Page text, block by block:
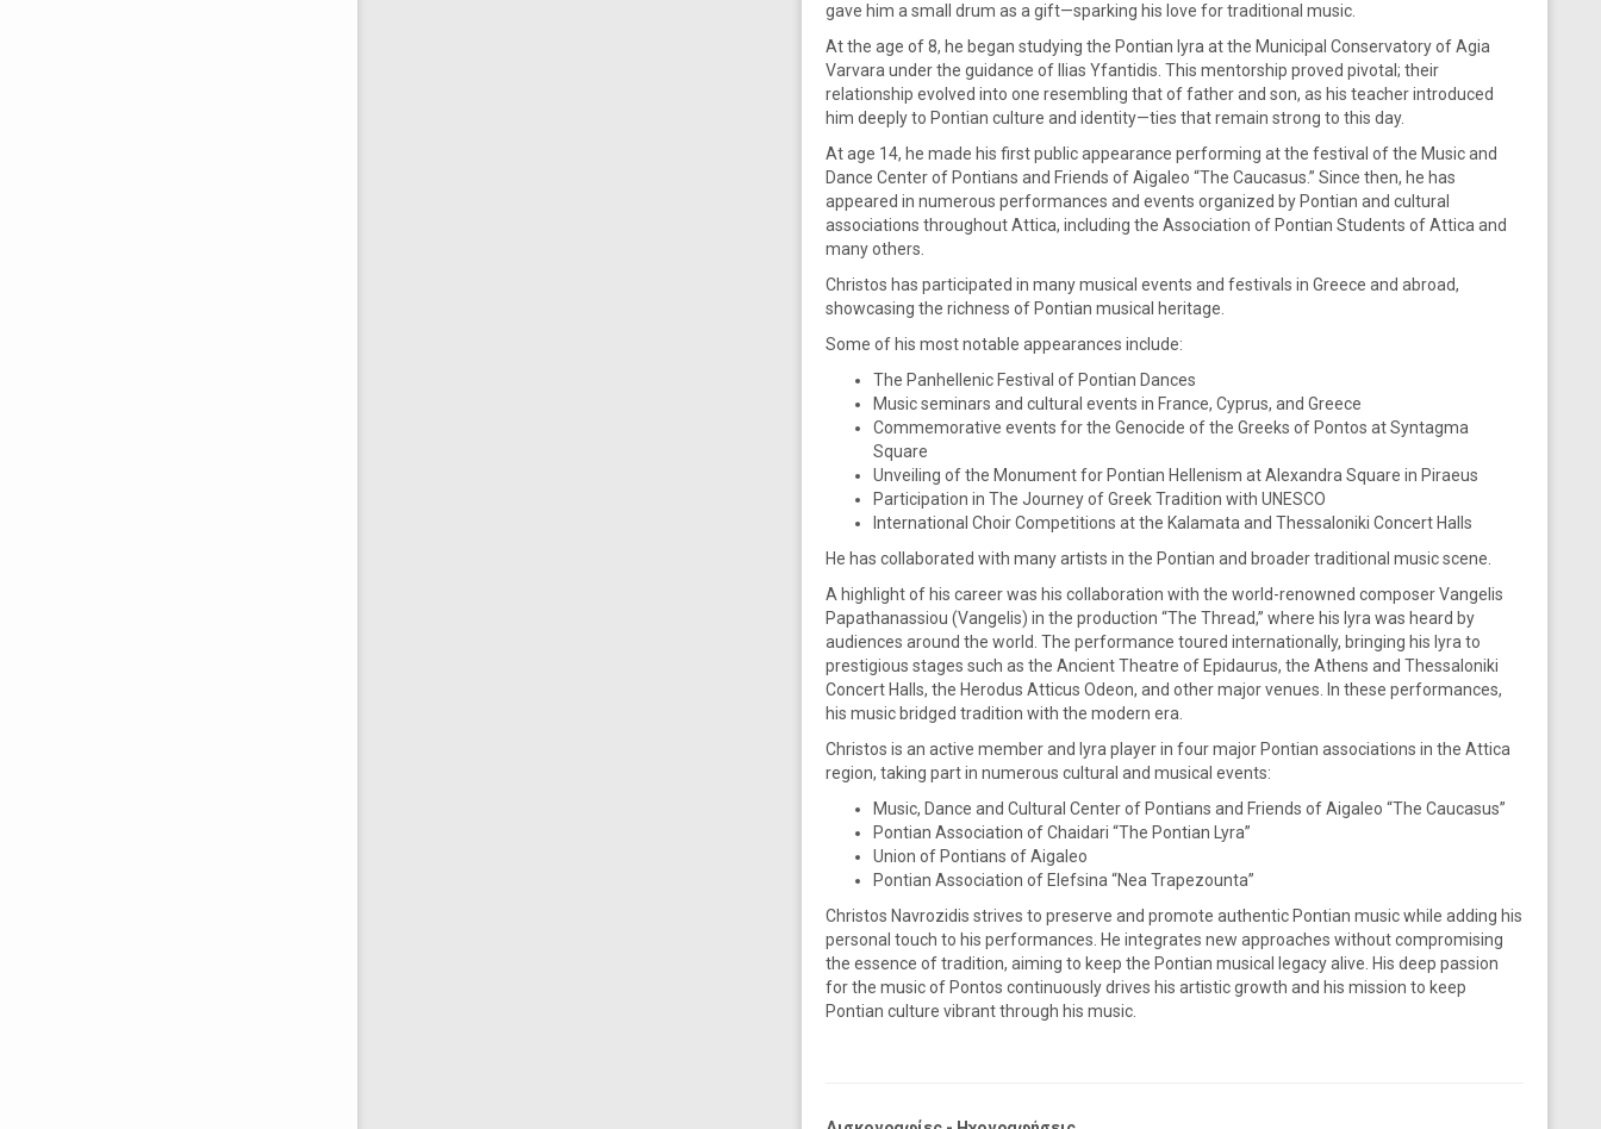
gave him a small drum as a gift—sparking his love for traditional music.
At the age of 8, he began studying the Pontian lyra at the Municipal Conservatory of Agia
Varvara under the guidance of Ilias Yfantidis. This mentorship proved pivotal; their
relationship evolved into one resembling that of father and son, as his teacher introduced
him deeply to Pontian culture and identity—ties that remain strong to this day.
At age 14, he made his first public appearance performing at the festival of the Music and
Dance Center of Pontians and Friends of Aigaleo “The Caucasus.” Since then, he has
appeared in numerous performances and events organized by Pontian and cultural
associations throughout Attica, including the Association of Pontian Students of Attica and
many others.
Christos has participated in many musical events and festivals in Greece and abroad,
showcasing the richness of Pontian musical heritage.
Some of his most notable appearances include:
The Panhellenic Festival of Pontian Dances
Music seminars and cultural events in France, Cyprus, and Greece
Commemorative events for the Genocide of the Greeks of Pontos at Syntagma
Square
Unveiling of the Monument for Pontian Hellenism at Alexandra Square in Piraeus
Participation in The Journey of Greek Tradition with UNESCO
International Choir Competitions at the Kalamata and Thessaloniki Concert Halls
He has collaborated with many artists in the Pontian and broader traditional music scene.
A highlight of his career was his collaboration with the world-renowned composer Vangelis
Papathanassiou (Vangelis) in the production “The Thread,” where his lyra was heard by
audiences around the world. The performance toured internationally, bringing his lyra to
prestigious stages such as the Ancient Theatre of Epidaurus, the Athens and Thessaloniki
Concert Halls, the Herodus Atticus Odeon, and other major venues. In these performances,
his music bridged tradition with the modern era.
Christos is an active member and lyra player in four major Pontian associations in the Attica
region, taking part in numerous cultural and musical events:
Music, Dance and Cultural Center of Pontians and Friends of Aigaleo “The Caucasus”
Pontian Association of Chaidari “The Pontian Lyra”
Union of Pontians of Aigaleo
Pontian Association of Elefsina “Nea Trapezounta”
Christos Navrozidis strives to preserve and promote authentic Pontian music while adding his
personal touch to his performances. He integrates new approaches without compromising
the essence of tradition, aiming to keep the Pontian musical legacy alive. His deep passion
for the music of Pontos continuously drives his artistic growth and his mission to keep
Pontian culture vibrant through his music.